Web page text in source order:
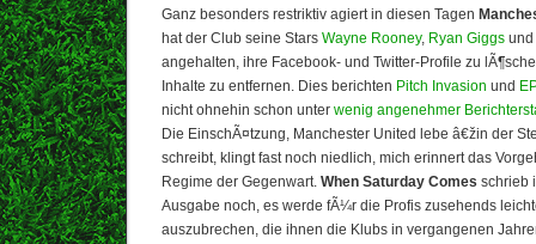
Ganz besonders restriktiv agiert in diesen Tagen
hat der Club seine Stars Wayne Rooney, Ryan Giggs und
angehalten, ihre Facebook- und Twitter-Profile zu
Inhalte zu entfernen. Dies berichten Pitch Invasion und
nicht ohnehin schon unter wenig angenehmer
Die EinschÃ¤tzung, Manchester United lebe â€žin der
schreibt, klingt fast noch niedlich, mich erinnert das
Regime der Gegenwart. When Saturday Comes schrieb
Ausgabe noch, es werde fÃ¼r die Profis zusehends
auszubrechen, die ihnen die Klubs in vergangenen